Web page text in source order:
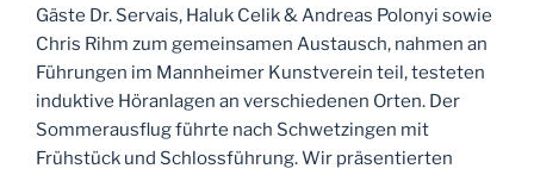
Gäste Dr. Servais, Haluk Celik & Andreas Polonyi sowie
Chris Rihm zum gemeinsamen Austausch, nahmen an
Führungen im Mannheimer Kunstverein teil, testeten
induktive Höranlagen an verschiedenen Orten. Der
Sommerausflug führte nach Schwetzingen mit
Frühstück und Schlossführung. Wir präsentierten